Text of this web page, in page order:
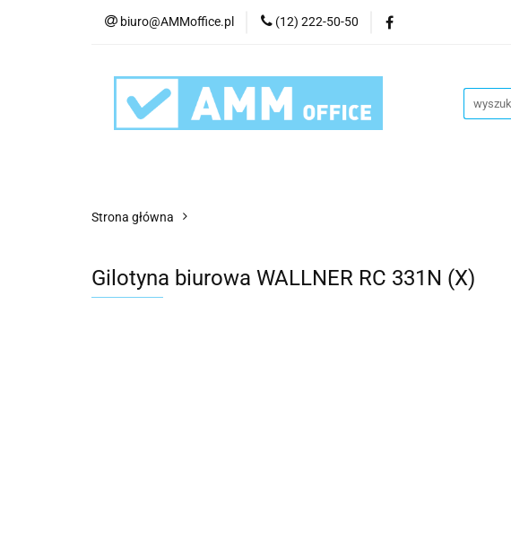
biuro@AMMoffice.pl (12) 222-50-50
Kategorie Artykuły biurowe
Urządzenia i eksploatacja Blog
Strona główna
Gilotyna biurowa WALLNER RC 331N (X)